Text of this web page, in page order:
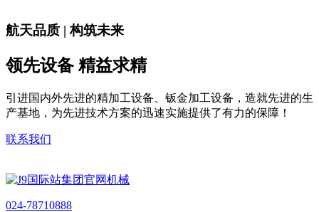
航天品质 | 构筑未来
领先设备 精益求精
引进国内外先进的精加工设备、钣金加工设备，造就先进的生
产基地，为先进技术方案的迅速实施提供了有力的保障！
联系我们
024-78710888